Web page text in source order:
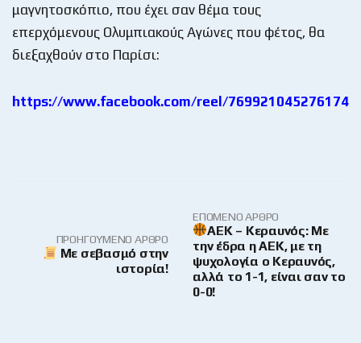
μαγνητοσκόπιο, που έχει σαν θέμα τους
επερχόμενους Ολυμπιακούς Αγώνες που φέτος, θα
διεξαχθούν στο Παρίσι:
https://www.facebook.com/reel/769921045276174
ΠΡΟΗΓΟΎΜΕΝΟ ΆΡΘΡΟ
Με σεβασμό στην
ιστορία!
ΕΠΌΜΕΝΟ ΆΡΘΡΟ
ΑΕΚ – Κεραυνός: Με
την έδρα η ΑΕΚ, με τη
ψυχολογία ο Κεραυνός,
αλλά το 1-1, είναι σαν το
0-0!